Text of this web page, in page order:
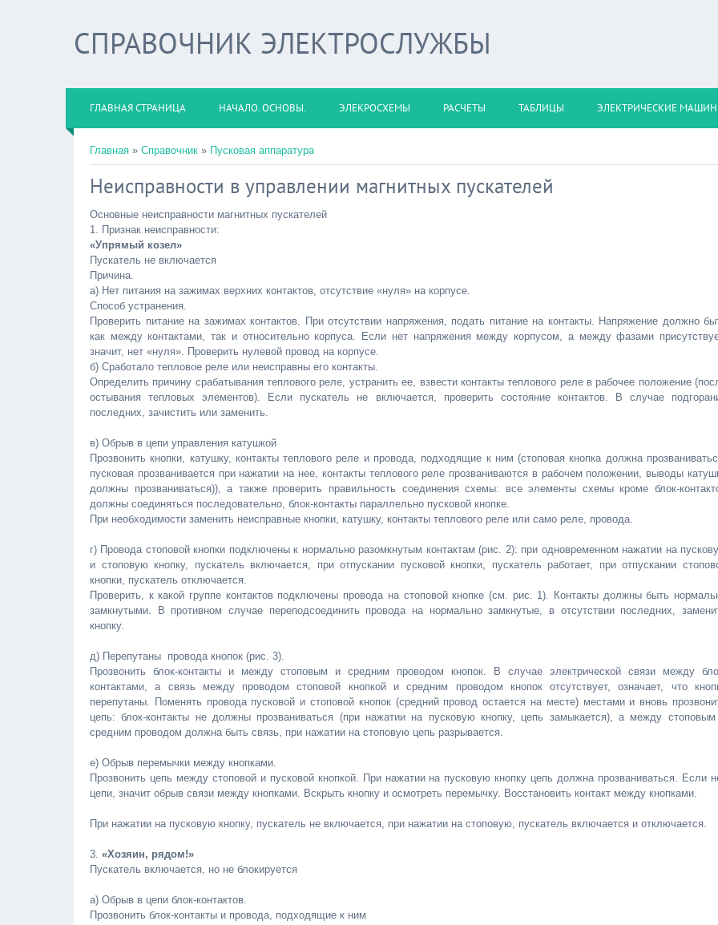
СПРАВОЧНИК ЭЛЕКТРОСЛУЖБЫ
ГЛАВНАЯ СТРАНИЦА НАЧАЛО. ОСНОВЫ. ЭЛЕКРОСХЕМЫ РАСЧЕТЫ ТАБЛИЦЫ ЭЛЕКТРИЧЕСКИЕ
Главная » Справочник » Пусковая аппаратура
Неисправности в управлении магнитных пускателей
Основные неисправности магнитных пускателей
1. Признак неисправности:
«Упрямый козел»
Пускатель не включается
Причина.
а) Нет питания на зажимах верхних контактов, отсутствие «нуля» на корпусе.
Способ устранения.
Проверить питание на зажимах контактов. При отсутствии напряжения, подать питание на контакты. Напряжение должно
как между контактами, так и относительно корпуса. Если нет напряжения между корпусом, а между фазами
значит, нет «нуля». Проверить нулевой провод на корпусе.
б) Сработало тепловое реле или неисправны его контакты.
Определить причину срабатывания теплового реле, устранить ее, взвести контакты теплового реле в рабочее положение
остывания тепловых элементов). Если пускатель не включается, проверить состояние контактов. В случае
последних, зачистить или заменить.
в) Обрыв в цепи управления катушкой
Прозвонить кнопки, катушку, контакты теплового реле и провода, подходящие к ним (стоповая кнопка должна
пусковая прозванивается при нажатии на нее, контакты теплового реле прозваниваются в рабочем положении, выводы
должны прозваниваться)), а также проверить правильность соединения схемы: все элементы схемы кроме блок-
должны соединяться последовательно, блок-контакты параллельно пусковой кнопке.
При необходимости заменить неисправные кнопки, катушку, контакты теплового реле или само реле, провода.
г) Провода стоповой кнопки подключены к нормально разомкнутым контактам (рис. 2): при одновременном нажатии на
и стоповую кнопку, пускатель включается, при отпускании пусковой кнопки, пускатель работает, при отпускании
кнопки, пускатель отключается.
Проверить, к какой группе контактов подключены провода на стоповой кнопке (см. рис. 1). Контакты должны быть
замкнутыми. В противном случае переподсоединить провода на нормально замкнутые, в отсутствии последних,
кнопку.
д) Перепутаны провода кнопок (рис. 3).
Прозвонить блок-контакты и между стоповым и средним проводом кнопок. В случае электрической связи между
контактами, а связь между проводом стоповой кнопкой и средним проводом кнопок отсутствует, означает, что
перепутаны. Поменять провода пусковой и стоповой кнопок (средний провод остается на месте) местами и вновь
цепь: блок-контакты не должны прозваниваться (при нажатии на пусковую кнопку, цепь замыкается), а между
средним проводом должна быть связь, при нажатии на стоповую цепь разрывается.
е) Обрыв перемычки между кнопками.
Прозвонить цепь между стоповой и пусковой кнопкой. При нажатии на пусковую кнопку цепь должна прозваниваться. Если
цепи, значит обрыв связи между кнопками. Вскрыть кнопку и осмотреть перемычку. Восстановить контакт между кнопками.
При нажатии на пусковую кнопку, пускатель не включается, при нажатии на стоповую, пускатель включается и отключается.
3. «Хозяин, рядом!»
Пускатель включается, но не блокируется
а) Обрыв в цепи блок-контактов.
Прозвонить блок-контакты и провода, подходящие к ним